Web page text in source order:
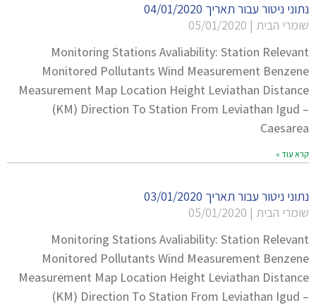
נתוני ניטור עבור תאריך 04/01/2020
שומרי הבית
Monitoring Stations Avaliability: Station Relevant
Monitored Pollutants Wind Measurement Benzene
Measurement Map Location Height Leviathan Distance
(KM) Direction To Station From Leviathan Igud –
Caesarea
קרא עוד »
נתוני ניטור עבור תאריך 03/01/2020
שומרי הבית
Monitoring Stations Avaliability: Station Relevant
Monitored Pollutants Wind Measurement Benzene
Measurement Map Location Height Leviathan Distance
(KM) Direction To Station From Leviathan Igud –